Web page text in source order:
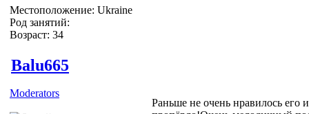
Местоположение: Ukraine
Род занятий:
Возраст: 34
Balu665
Moderators
Раньше не очень нравилось его